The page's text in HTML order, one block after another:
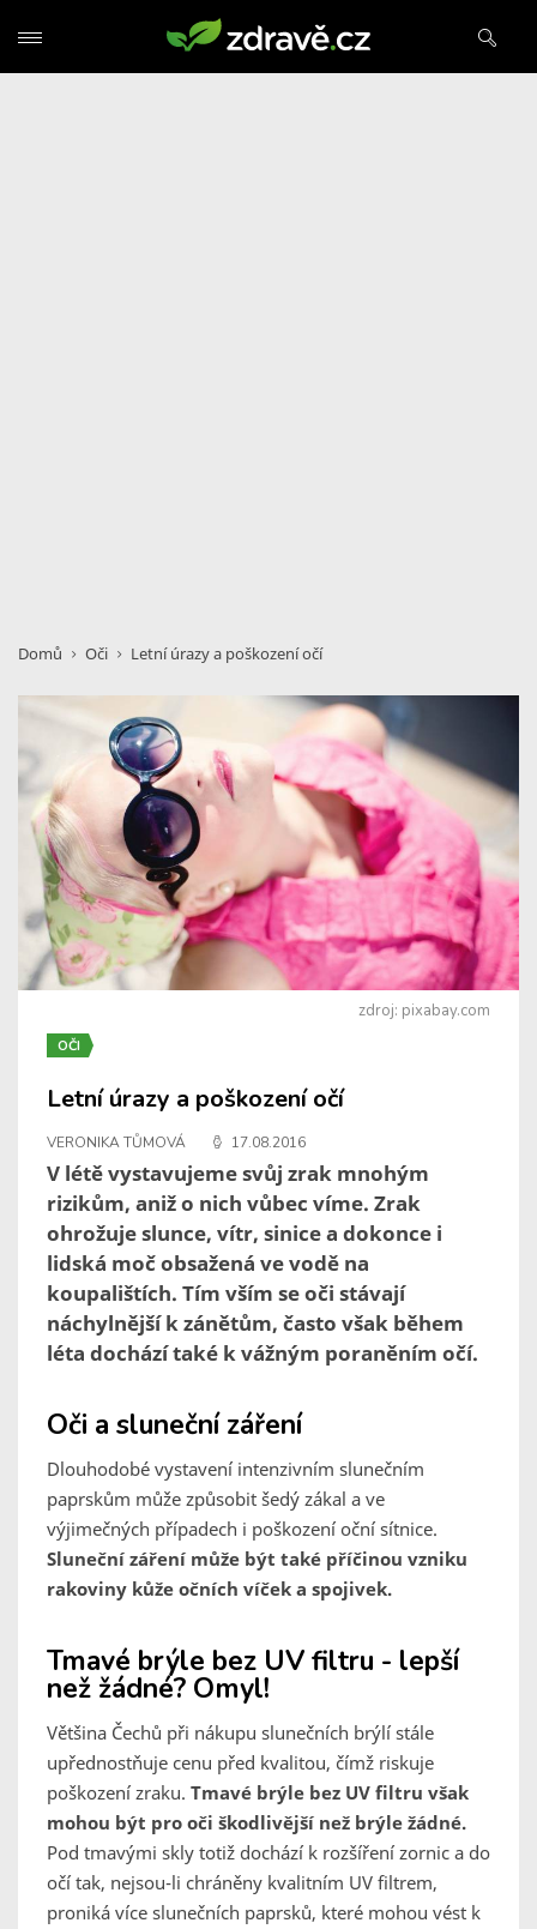
Domů Oči Letní úrazy a poškození očí
zdroj: pixabay.com
OČI
Letní úrazy a poškození očí
VERONIKA TŮMOVÁ 17.08.2016
V létě vystavujeme svůj zrak mnohým
rizikům, aniž o nich vůbec víme. Zrak
ohrožuje slunce, vítr, sinice a dokonce i
lidská moč obsažená ve vodě na
koupalištích. Tím vším se oči stávají
náchylnější k zánětům, často však během
léta dochází také k vážným poraněním očí.
Oči a sluneční záření
Dlouhodobé vystavení intenzivním slunečním
paprskům může způsobit šedý zákal a ve
výjimečných případech i poškození oční sítnice.
Sluneční záření může být také příčinou vzniku
rakoviny kůže očních víček a spojivek.
Tmavé brýle bez UV filtru - lepší
než žádné? Omyl!
Většina Čechů při nákupu slunečních brýlí stále
upřednostňuje cenu před kvalitou, čímž riskuje
poškození zraku. Tmavé brýle bez UV filtru však
mohou být pro oči škodlivější než brýle žádné.
Pod tmavými skly totiž dochází k rozšíření zornic a do
očí tak, nejsou-li chráněny kvalitním UV filtrem,
proniká více slunečních paprsků, které mohou vést k